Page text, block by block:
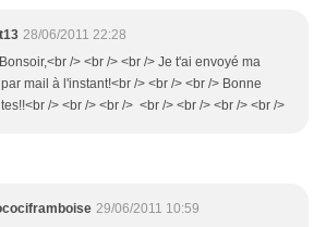
28/06/2011 22:28
/> <br /> <br /> Je t'ai envoyé ma
mail à l'instant!<br /> <br /> <br /> Bonne
/> <br /> <br /> <br /> <br /> <br /> <br />
29/06/2011 10:59